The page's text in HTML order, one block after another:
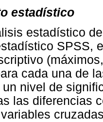
estadístico
estadístico
SPSS,
cada una de
nivel de
las diferencias